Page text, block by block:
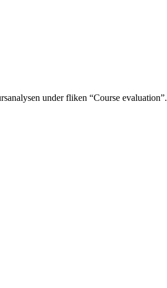
under fliken “Course evaluation”.